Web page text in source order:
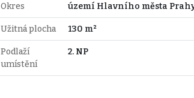
Okres území Hlavního města
Užitná plocha 130 m²
Podlaží
umístění
2. NP